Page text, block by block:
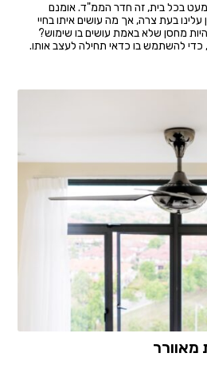
בכל בית, זה חדר הממ"ד. אומנם
בעת צרה, אך מה עושים איתו בחיי
מחסן שלא באמת עושים בו שימוש?
להשתמש בו כדאי תחילה לעצב אותו.
מאוורר